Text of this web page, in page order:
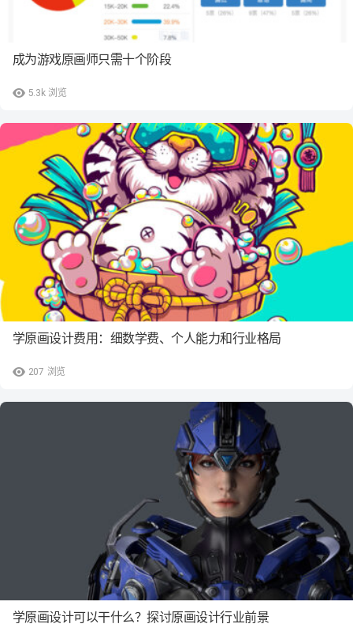
5.3k 浏览
成为游戏原画师只需十个阶段
207 浏览
学原画设计费用：细数学费、个人能力和行业格局
学原画设计可以干什么？探讨原画设计行业前景